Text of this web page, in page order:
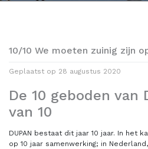
10/10 We moeten zuinig zijn
Geplaatst op 28 augustus 2020
De 10 geboden van
van 10
DUPAN bestaat dit jaar 10 jaar. In het
op 10 jaar samenwerking; in